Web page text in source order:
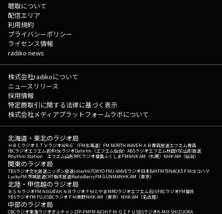
聴取について
配信エリア
利用規約
プライバシーポリシー
ライセンス情報
radiko news
株式会社radikoについて
ニュースリリース
採用情報
特定商取引に関する法律に基づく表示
株式会社メディアプラットフォームラボについて
北海道・東北のラジオ局
ＨＢＣラジオＳＴＶラジオAIR-G'（FM北海道） FM NORTH WAVEＲＡＢ青森放送エフエム青森
IBCラジオエフエム岩手tbcラジオDate fm（エフエム仙台） ABSラジオエフエム秋田YBC山形放送
Rhythm Station エフエム山形RFCラジオ福島ふくしまFMNHK AM（札幌） NHK AM（仙台）
関東のラジオ局
TBSラジオ文化放送ニッポン放送interfmTOKYO FMJ-WAVEラジオ日本BAYFM78NACK5 ＦＭヨコハマ
LuckyFM 茨城放送CRT栃木放送RadioBerryFM GUNMANHK AM（東京）
北陸・甲信越のラジオ局
ＢＳＮラジオFM NIIGATAＫＮＢラジオ ＦＭとやまMROラジオエフエム石川FBCラジオFM福井
YBSラジオFM FUJISBCラジオ ＦＭ長野NHK AM（東京） NHK AM（名古屋）
中部のラジオ局
CBCラジオ東海ラジオぎふチャンZIP-FMFM AICHI ＦＭ ＧＩＦＵ SBSラジオK-MIX SHIZUOKA